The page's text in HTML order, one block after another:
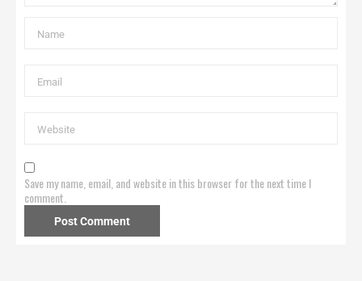
Save my name, email, and website in this browser for the next time I
comment.